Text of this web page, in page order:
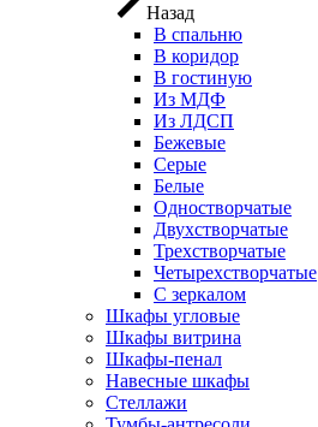
Назад
В спальню
В коридор
В гостиную
Из МДФ
Из ЛДСП
Бежевые
Серые
Белые
Одностворчатые
Двухстворчатые
Трехстворчатые
Четырехстворчатые
С зеркалом
Шкафы угловые
Шкафы витрина
Шкафы-пенал
Навесные шкафы
Стеллажи